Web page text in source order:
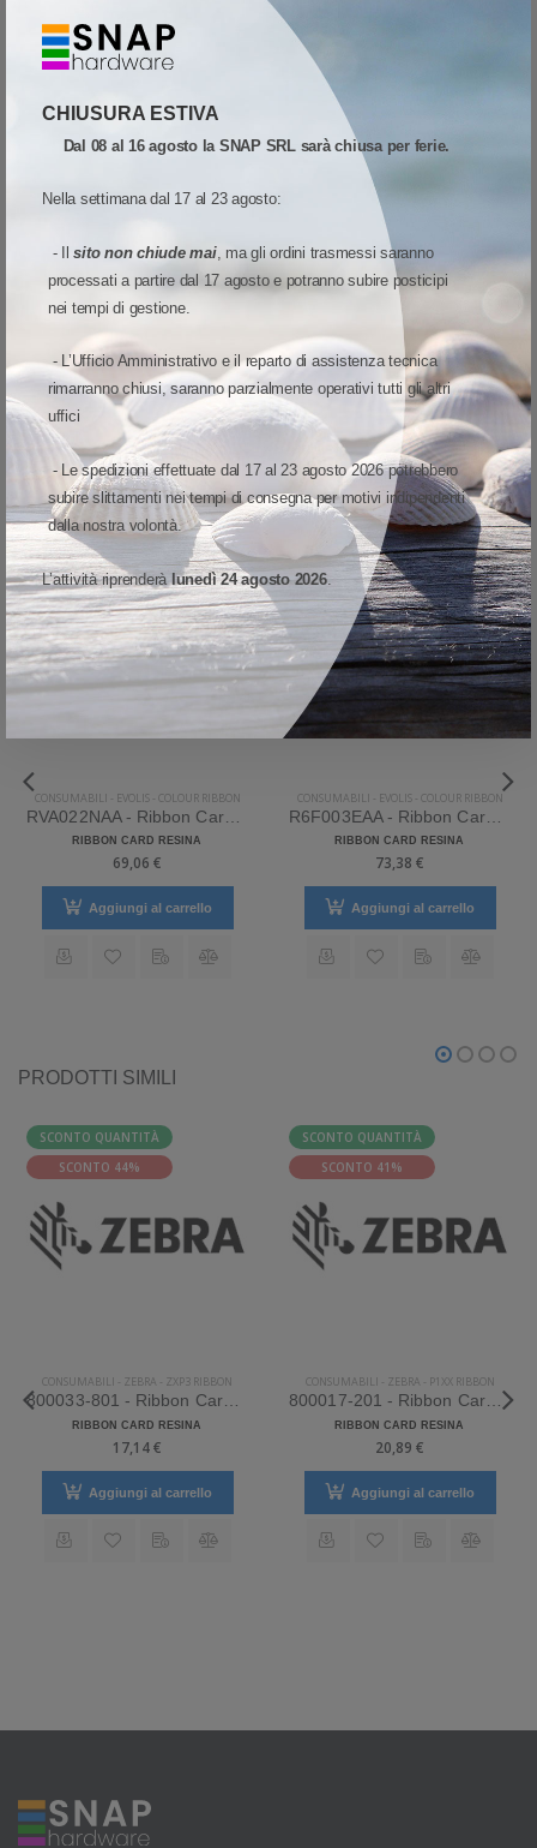
CHIUSURA ESTIVA
Dal 08 al 16 agosto la SNAP SRL sarà chiusa per ferie.
Nella settimana dal 17 al 23 agosto:
- Ilsito non chiude mai, ma gli ordini trasmessi saranno
processati a partire dal 17 agosto e potranno subire posticipi
nei tempi di gestione.
- L’Ufficio Amministrativo e il reparto di assistenza tecnica
rimarranno chiusi, saranno parzialmente operativi tutti gli altri
uffici
- Le spedizioni effettuate dal 17 al 23 agosto 2026 potrebbero
subire slittamenti nei tempi di consegna per motivi indipendenti
dalla nostra volontà.
L’attività riprenderàlunedì 24 agosto 2026.
Piste
Stampe per ribbon: per 300 stampe
Tacca nera
Testine compatibili -
Tipo adesivo -
Tratteggio
Forma -
Tipo stampa -
EVOLIS COLOUR RIBBON ALTRE VARIANTI
CONSUMABILI - EVOLIS- COLOUR RIBBON
RVA022NAA - Ribbon Card Evolis Colour ribbon Resina
RIBBON CARD RESINA
69,06 €
Aggiungi al carrello
CONSUMABILI - EVOLIS- COLOUR RIBBON
R6F003EAA - Ribbon Card Evolis YMCKOK Colour ribbon Resina
RIBBON CARD RESINA
73,38 €
Aggiungi al carrello
PRODOTTI SIMILI
SCONTO QUANTITÀ
SCONTO 44%
CONSUMABILI - ZEBRA - ZXP3 RIBBON
800033-801 - Ribbon Card Zebra ZXP3 Ribbon Resina. Colore nero.
RIBBON CARD RESINA
17,14 €
Aggiungi al carrello
SCONTO QUANTITÀ
SCONTO 41%
CONSUMABILI - ZEBRA - P1XX RIBBON
800017-201 - Ribbon Card Zebra P1XX Ribbon Resina
RIBBON CARD RESINA
20,89 €
Aggiungi al carrello